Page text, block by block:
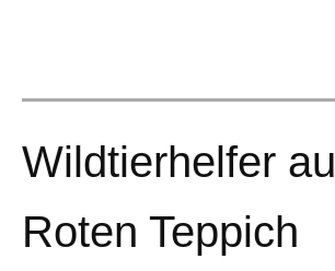
Wildtierhelfer
Roten Teppich